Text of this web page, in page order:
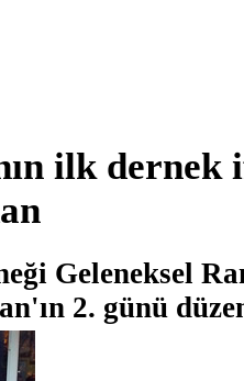
ilk dernek
Geleneksel
2. günü